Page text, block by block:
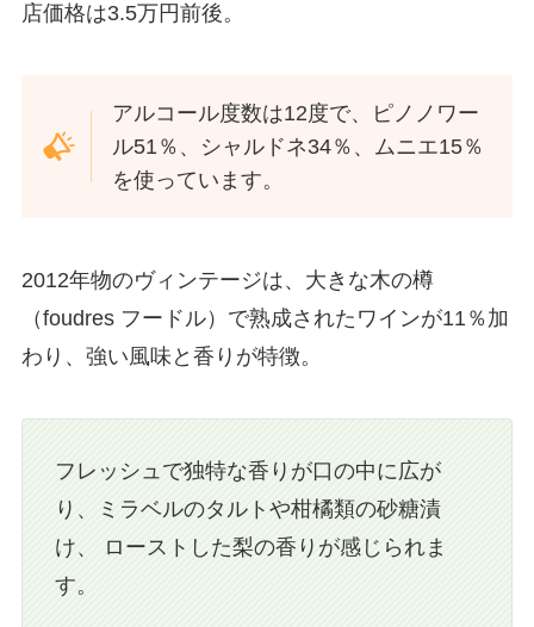
店価格は3.5万円前後。
アルコール度数は12度で、ピノノワー
ル51％、シャルドネ34％、ムニエ15％
を使っています。
2012年物のヴィンテージは、大きな木の樽
（foudres フードル）で熟成されたワインが11％加
わり、強い風味と香りが特徴。
フレッシュで独特な香りが口の中に広が
り、ミラベルのタルトや柑橘類の砂糖漬
け、 ローストした梨の香りが感じられま
す。